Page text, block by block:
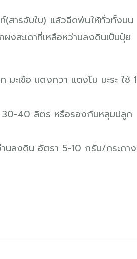
(สารจับใบ) แล้วฉีดพ่นให้ทั่วทั้งบน
สะเดาที่เหลือหว่านลงดินเป็นปุ๋ย
เขือ แตงกวา แตงโม มะระ ใช้ 1
30-40 ลิตร หรือรองก้นหลุมปลูก
นลงดิน อัตรา 5-10 กรัม/กระถาง